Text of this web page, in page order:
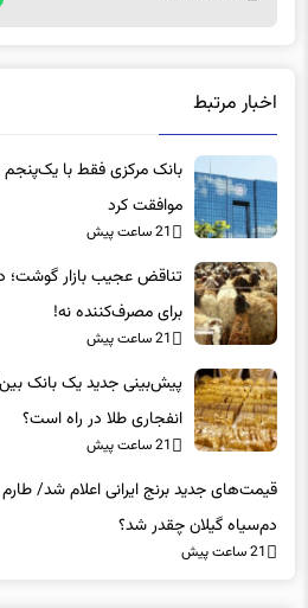
موافقت کرد
21 ساعت پیش
برای مصرف‌کننده نه!
21 ساعت پیش
پیش‌بینی جدید یک بانک
انفجاری طلا در راه است؟
21 ساعت پیش
قیمت‌های جدید برنج ایرانی اعلام شد/
دم‌سیاه گیلان چقدر شد؟